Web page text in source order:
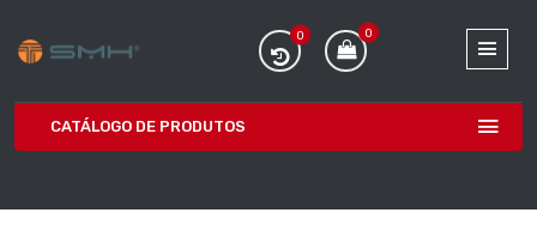
0 0
CATÁLOGO DE PRODUTOS